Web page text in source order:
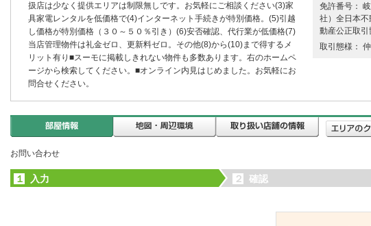
扱店は少なく提供エリアは制限無しです。お気軽にご相談ください(3)家
具家電レンタルを低価格で(4)インターネット手続きが特別価格。(5)引越
し価格が特別価格（３０～５０％引き）(6)安否確認、代行業が低価格(7)
当店管理物件は礼金ゼロ、更新料ゼロ。その他(8)から(10)まで得するメ
リット有り■スーモに掲載しきれない物件も多数あります。右のホームペ
ージから検索してください。■オンライン内見はじめました。お気軽にお
問合せください。
免許番号：
社）全日本
動産公正取引
取引態様：
お問い合わせ
１ 入力 ２ 確認